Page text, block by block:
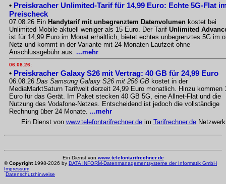
• Preiskracher Unlimited-Tarif für 14,99 Euro: Echte 5G-Flat
Preischeck
07.08.26 Ein Handytarif mit unbegrenztem Datenvolumen kostet bei
Unlimited Mobile aktuell weniger als 15 Euro. Der Tarif Unlimited
ist für 14,99 Euro im Monat erhältlich, bietet echtes unbegrenztes 5G im
Netz und kommt in der Variante mit 24 Monaten Laufzeit ohne
Anschlussgebühr aus. ...mehr
06.08.26:
• Preiskracher Galaxy S26 mit Vertrag: 40 GB für 24,99 Euro
06.08.26 Das Samsung Galaxy S26 mit 256 GB kostet in der
MediaMarktSaturn Tarifwelt derzeit 24,99 Euro monatlich. Hinzu kommen
Euro für das Gerät. Im Paket stecken 40 GB 5G, eine Allnet-Flat und die
Nutzung des Vodafone-Netzes. Entscheidend ist jedoch die vollständige
Rechnung über 24 Monate. ...mehr
Ein Dienst von www.telefontarifrechner.de im Tarifrechner.de Netzwerk
Ein Dienst von www.telefontarifrechner.de
©Copyright1998-2026 by DATA INFORM-Datenmanagementsysteme der Informatik GmbH
Impressum
Datenschutzhinweise